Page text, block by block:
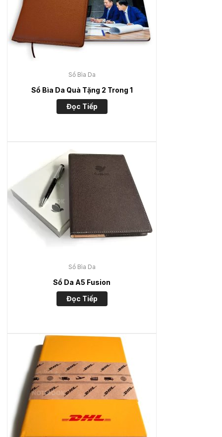
Sổ Bìa Da
Sổ Bìa Da Quà Tặng 2 Trong 1
Đọc Tiếp
Sổ Bìa Da
Sổ Da A5 Fusion
Đọc Tiếp